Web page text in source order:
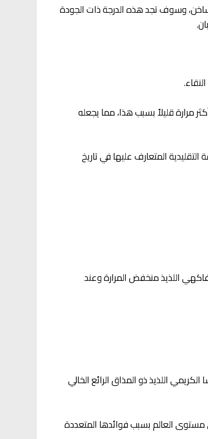
وسوف تجد هذه الدرجة ذات الجودة
مرارة قليلاً بسبب هذا، مما يجعله
المتعارف عليها في تاريخ
اللذيذ منخفض المرارة وعند
اللذيذ ذو المذاق الرائع الخالي
العالم بسبب فوائدها المتعددة